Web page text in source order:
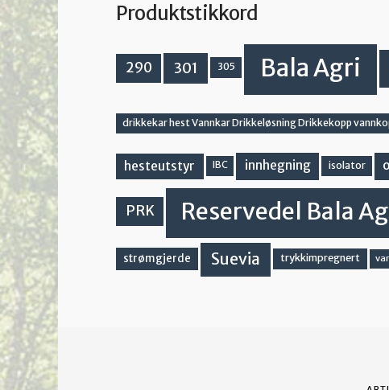
Produktstikkord
290 301 305 Bala Agri
drikkekar hest Vannkar Drikkeløsning Drikkekopp
hesteutstyr IBC innhegning isolator
PRK Reservedel Bala
strømgjerde Suevia trykkimpregnert